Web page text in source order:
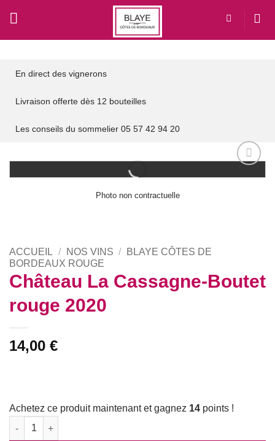
contenu
En direct des vignerons
Livraison offerte dès 12 bouteilles
Les conseils du sommelier 05 57 42 94 20
Add to
Photo non contractuelle
ACCUEIL / NOS VINS /
BLAYE CÔTES DE
BORDEAUX ROUGE
Château La Cassagne-Boutet
rouge 2020
14,00 €
Achetez ce produit maintenant et gagnez 14 points !
quantité de Château La Cassagne-Boutet rouge 2020